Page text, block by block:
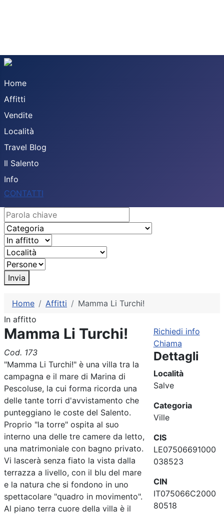
Home
Affitti
Vendite
Località
Travel Blog
Il Salento
Info
CONTATTI
Invia
Home Affitti
Mamma Li Turchi!
In affitto
Mamma Li Turchi!
Cod. 173
"Mamma Li Turchi!" è una villa tra la
campagna e il mare di Marina di
Pescoluse, la cui forma ricorda una
delle tante torri d'avvistamento che
punteggiano le coste del Salento.
Proprio "la torre" ospita al suo
interno una delle tre camere da letto,
una matrimoniale con bagno privato.
Vi lascerà senza fiato la vista dalla
terrazza a livello, con il blu del mare
e la natura che si fondono in uno
spettacolare "quadro in movimento".
Al piano terra cuore della villa è il
Richiedi info
Chiama
Dettagli
Località
Salve
Categoria
Ville
CIS
LE07506691000
038523
CIN
IT075066C2000
80518